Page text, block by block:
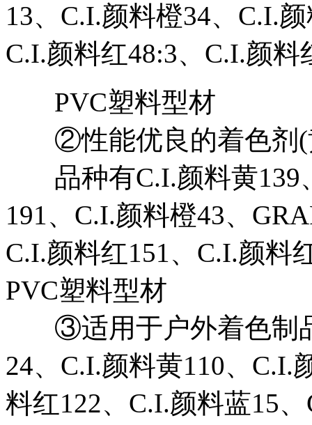
13、C.I.颜料橙34、C.I.
C.I.颜料红48:3、C.I.颜
PVC塑料型材
②性能优良的着色剂(
品种有C.I.颜料黄139
191、C.I.颜料橙43、
C.I.颜料红151、C.I.颜料
PVC塑料型材
③适用于户外着色制
24、C.I.颜料黄110、C.I.
料红122、C.I.颜料蓝15